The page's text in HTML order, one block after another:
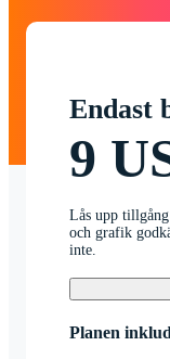
Endast
9
Lås upp
och grafik
inte.
Planen